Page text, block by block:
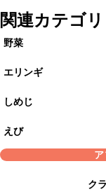
関連カテゴリ
野菜
エリンギ
しめじ
えび
ク